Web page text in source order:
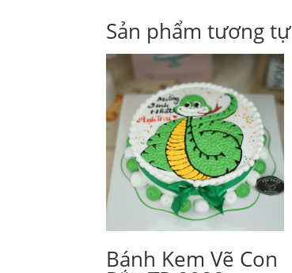
Sản phẩm tương tự
Bánh Kem Vẽ Con